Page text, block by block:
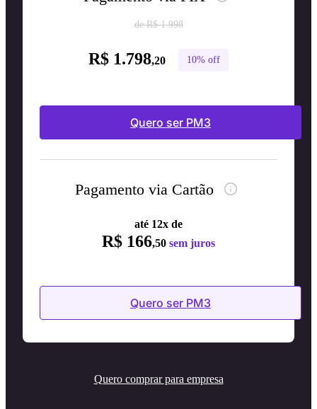
de R$ 1.998
R$ 1.798,20 10% off
Quero ser PM3
Pagamento via Cartão
até 12x de
R$ 166,50 sem juros
Quero ser PM3
Quero comprar para empresa